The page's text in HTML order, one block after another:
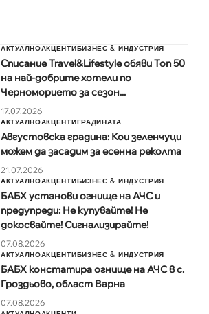
АКТУАЛНОАКЦЕНТИБИЗНЕС & ИНДУСТРИЯ
Списание Travel&Lifestyle обяви Топ 50
на най-добрите хотели по
Черноморието за сезон...
17.07.2026
АКТУАЛНОАКЦЕНТИГРАДИНАТА
Августовска градина: Кои зеленчуци
можем да засадим за есенна реколта
21.07.2026
АКТУАЛНОАКЦЕНТИБИЗНЕС & ИНДУСТРИЯ
БАБХ установи огнище на АЧС и
предупреди: Не купувайте! Не
докосвайте! Сигнализирайте!
07.08.2026
АКТУАЛНОАКЦЕНТИБИЗНЕС & ИНДУСТРИЯ
БАБХ констатира огнище на АЧС в с.
Гроздьово, област Варна
07.08.2026